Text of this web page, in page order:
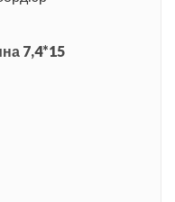
7,4*15